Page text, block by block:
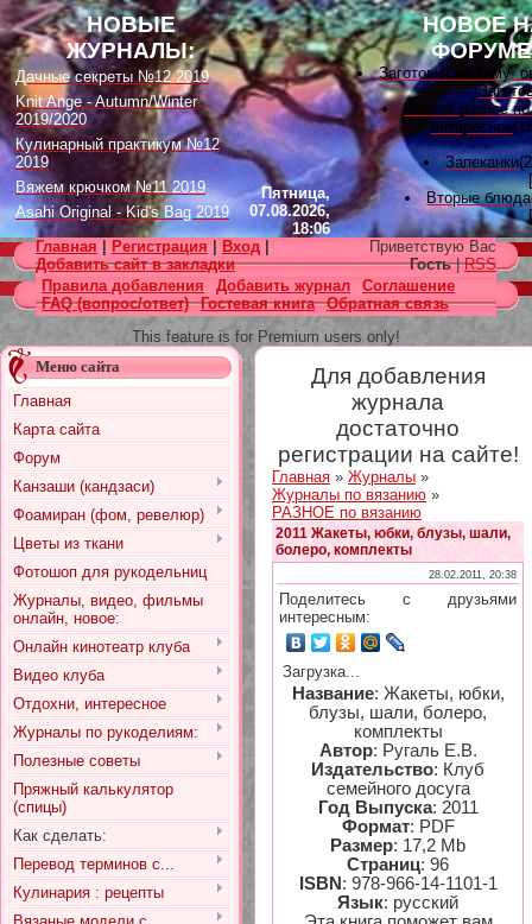
НОВЫЕ
ЖУРНАЛЫ:
Дачные секреты №12 2019
Knit Ange - Autumn/Winter
2019/2020
Кулинарный практикум №12
2019
Вяжем крючком №11 2019
Asahi Original - Kid's Bag 2019
Цветок. Спецвыпуск №4 2019
Designs in Machine Embroidery
№116 2019
Burda Örgü dergisi №2 2019
Loopy Mango Knitting: 34
Fashionable Pieces You Can
Make in a Day
Craft Stamper - January 2020
Пятница,
07.08.2026,
18:06
НОВОЕ
Заготовки на зиму:
[
Всякое разное
интересное
Запеканки
[
Вторые блюда
[
Вышивка
[
Наградные
домашних
советы(11)
[
Есть много, друг
Узоры, схемы
[
Заготовки на зиму:
Главная Регистрация Вход
Добавить сайт в закладки
Приветствую Вас
Гость|RSS
Правила добавления
Добавить журнал
Соглашение
FAQ (вопрос/ответ)
Гостевая книга
Обратная связь
This feature is for Premium users only!
Меню сайта
Главная
Карта сайта
Форум
Канзаши (кандзаси)
Фоамиран (фом, ревелюр)
Цветы из ткани
Фотошоп для рукодельниц
Журналы, видео, фильмы
онлайн, новое:
Онлайн кинотеатр клуба
Видео клуба
Отдохни, интересное
Журналы по рукоделиям:
Полезные советы
Пряжный калькулятор
(спицы)
Как сделать:
Перевод терминов с...
Кулинария : рецепты
Для добавления
журнала
достаточно
регистрации на сайте!
Главная » Журналы »
Журналы по вязанию »
РАЗНОЕ по вязанию
2011 Жакеты, юбки, блузы, шали,
болеро, комплекты
28.02.2011, 20:38
Поделитесь с друзьями
интересным:
Загрузка...
Название: Жакеты, юбки,
блузы, шали, болеро,
комплекты
Автор: Ругаль Е.В.
Издательство: Клуб
семейного досуга
Год Выпуска: 2011
Формат: PDF
Размер: 17,2 Mb
Страниц: 96
ISBN : 978-966-14-1101-1
Язык: русский